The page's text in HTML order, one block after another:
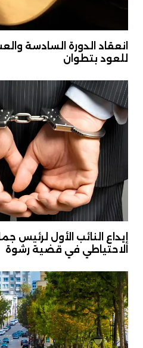
انعقاد الدورة السادسة
للعود بتطوان
إيداع النائب الأول لرئيس
الاحتياطي في قضية رشوة